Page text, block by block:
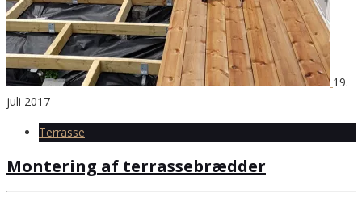
19.
juli 2017
Terrasse
Montering af terrassebrædder